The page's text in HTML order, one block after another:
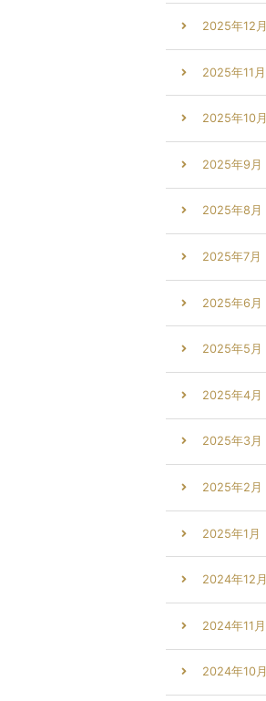
2025年12月
2025年11月
2025年10月
2025年9月
2025年8月
2025年7月
2025年6月
2025年5月
2025年4月
2025年3月
2025年2月
2025年1月
2024年12月
2024年11月
2024年10月